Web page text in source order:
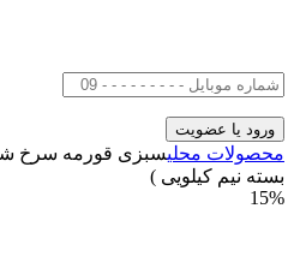
محصولات محلی
بسته نیم کیلویی )
15%